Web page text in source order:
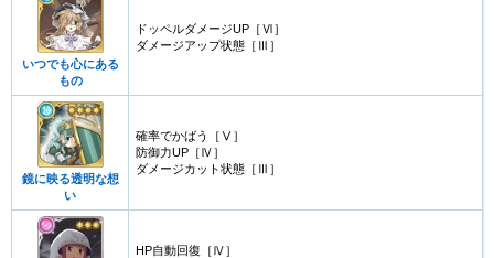
いつでも心にある
もの
ドッペルダメージUP［Ⅵ］
ダメージアップ状態［Ⅲ］
鏡に映る透明な想
い
確率でかばう［Ⅴ］
防御力UP［Ⅳ］
ダメージカット状態［Ⅲ］
HP自動回復［Ⅳ］